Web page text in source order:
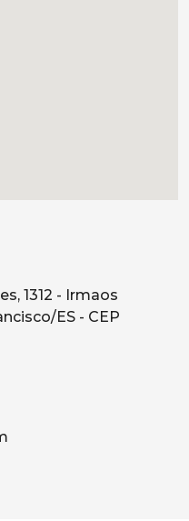
1312 - Irmaos
ES - CEP